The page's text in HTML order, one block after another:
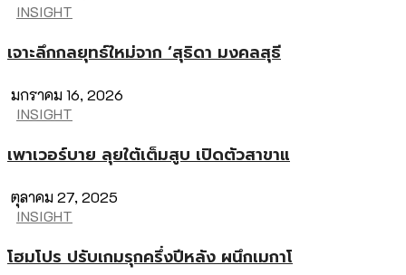
INSIGHT
เจาะลึกกลยุทธ์ใหม่จาก ‘สุธิดา มงคลสุธี
มกราคม 16, 2026
INSIGHT
เพาเวอร์บาย ลุยใต้เต็มสูบ เปิดตัวสาขาแ
ตุลาคม 27, 2025
INSIGHT
โฮมโปร ปรับเกมรุกครึ่งปีหลัง ผนึกเมกาโ